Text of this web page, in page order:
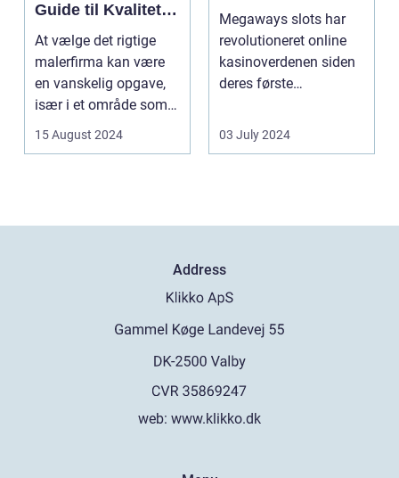
Guide til Kvalitet
og Service
At vælge det rigtige
malerfirma kan være
en vanskelig opgave,
især i et område som
Frederiksberg, hv...
15 August 2024
Megaways slots har
revolutioneret online
kasinoverdenen siden
deres første
spillea...
03 July 2024
Address
web: www.klikko.dk